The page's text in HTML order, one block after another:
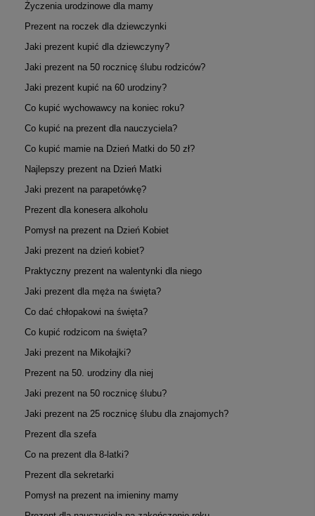
Życzenia urodzinowe dla mamy
Prezent na roczek dla dziewczynki
Jaki prezent kupić dla dziewczyny?
Jaki prezent na 50 rocznicę ślubu rodziców?
Jaki prezent kupić na 60 urodziny?
Co kupić wychowawcy na koniec roku?
Co kupić na prezent dla nauczyciela?
Co kupić mamie na Dzień Matki do 50 zł?
Najlepszy prezent na Dzień Matki
Jaki prezent na parapetówkę?
Prezent dla konesera alkoholu
Pomysł na prezent na Dzień Kobiet
Jaki prezent na dzień kobiet?
Praktyczny prezent na walentynki dla niego
Jaki prezent dla męża na święta?
Co dać chłopakowi na święta?
Co kupić rodzicom na święta?
Jaki prezent na Mikołajki?
Prezent na 50. urodziny dla niej
Jaki prezent na 50 rocznicę ślubu?
Jaki prezent na 25 rocznicę ślubu dla znajomych?
Prezent dla szefa
Co na prezent dla 8-latki?
Prezent dla sekretarki
Pomysł na prezent na imieniny mamy